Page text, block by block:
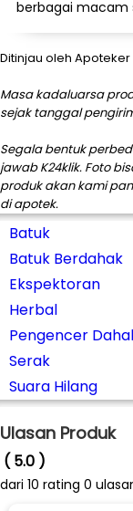
berbagai macam
Ditinjau oleh Apoteker
Masa kadaluarsa
sejak tanggal
Segala bentuk
jawab K24klik. Foto
produk akan kami
di apotek.
Batuk
Batuk Berdahak
Ekspektoran
Herbal
Pengencer
Serak
Suara Hilang
Ulasan Produk
( 5.0 )
dari 10 rating 0